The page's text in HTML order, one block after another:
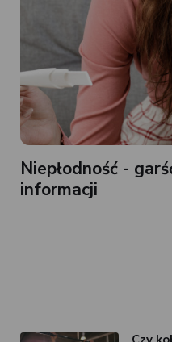
Niepłodność -
informacji